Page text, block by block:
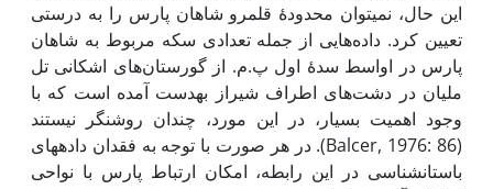
این حال، نمی­توان محدودۀ قلمرو شاهان پارس را به درستی
تعیین کرد. داده‌هایی از جمله تعدادی سکه مربوط به شاهان
پارس در اواسط سدۀ اول پ.م. از گورستان‌های اشکانی تل
ملیان در دشت‌های اطراف شیراز به­دست آمده است که با
وجود اهمیت بسیار، در این مورد، چندان روشنگر نیستند
(Balcer, 1976: 86). در هر صورت با توجه به فقدان داده­های
باستان­شناسی در این رابطه، امکان ارتباط پارس با نواحی